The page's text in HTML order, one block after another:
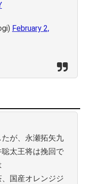
February 2,
が、永瀬拓矢九
太王将は挽回で
国産オレンジジ